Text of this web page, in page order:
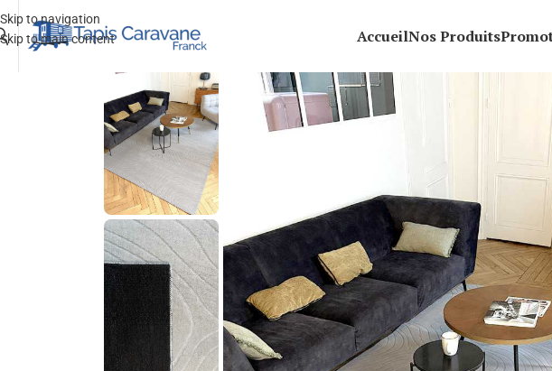
Skip to navigation
Skip to main content
AccueilNos Produits